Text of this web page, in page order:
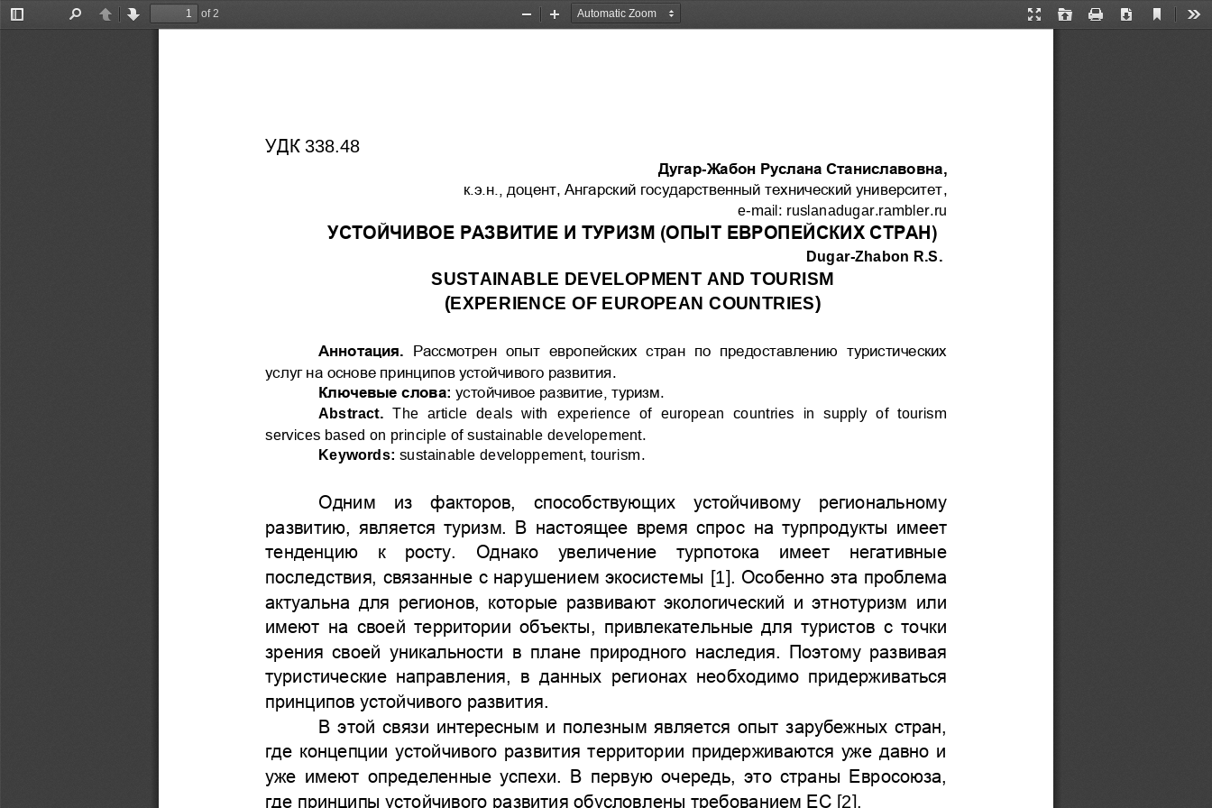
Toggle
PreviousNext
of 2
Presentation
Open Print Download
Current
Zoom
Zoom
УДК 338.48
Дугар-Жабон Руслана Станиславовна
к.э.н., доцент, Ангарский государственный технический университет
e-mail: ruslanadugar. rambler. ru
УСТОЙЧИВОЕ РАЗВИТИЕ И ТУРИЗМ (ОПЫТ ЕВРОПЕЙСКИХ СТРАН)
Dugar-Zhabon R.S.
SUSTAINABLE DEVELOPMENT AND TOURISM
(EXPERIENCE OF EUROPEAN COUNTRIES)
Аннотация Рассмотрен опыт европейских  стран  по  предоставлению туристических
услуг на основе принципов устойчивого развития
Ключевые слова: устойчивое развитие, туризм
Abstract.
The  article  deals  with experience  of european  countries  in  supply  of  tourism
services based on principle of sustainable developement
Keywords: sustainable developpement, tourism
Одним  из  факторов,  способствующих  устойчивому  региональному
развитию, является туризм. В настоящее время спрос на турпродукты имеет
тенденцию  к  росту.  Однако  увеличение  турпотока  имеет  негативные
последствия, связанные с нарушением экосистемы [1 ]. Особенно эта проблема
актуальна для регионов, которые развивают экологический и этнотуризм или
имеют на своей территории объекты, привлекательные для туристов с точки
зрения своей уникальности в плане природного наследия. Поэтому развивая
туристические направления
в данных регионах необходимо придерживаться
принципов устойчивого развития.
В этой связи интересным и полезным является опыт зарубежных стран,
где концепции устойчивого развития территории придерживаются уже давно и
уже имеют определенные успехи. В первую очередь, это страны Евросоюза,
где принципы устойчивого развития обусловлены требованием ЕС [2]